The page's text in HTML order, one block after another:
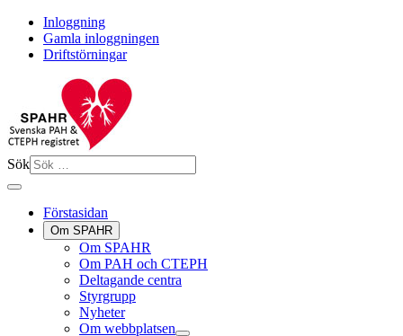
Inloggning
Gamla inloggningen
Driftstörningar
Sök
Förstasidan
Om SPAHR
Om SPAHR
Om PAH och CTEPH
Deltagande centra
Styrgrupp
Nyheter
Om webbplatsen